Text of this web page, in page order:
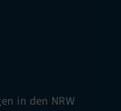
in den NRW